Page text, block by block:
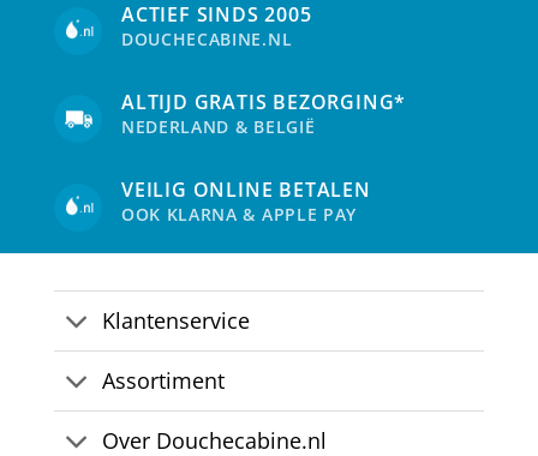
ACTIEF SINDS 2005
DOUCHECABINE.NL
ALTIJD GRATIS BEZORGING*
NEDERLAND & BELGIË
VEILIG ONLINE BETALEN
OOK KLARNA & APPLE PAY
Klantenservice
Assortiment
Over Douchecabine.nl